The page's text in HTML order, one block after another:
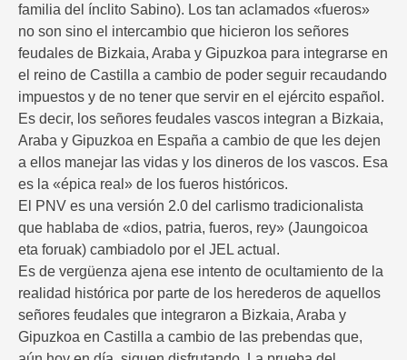
familia del ínclito Sabino). Los tan aclamados «fueros»
no son sino el intercambio que hicieron los señores
feudales de Bizkaia, Araba y Gipuzkoa para integrarse en
el reino de Castilla a cambio de poder seguir recaudando
impuestos y de no tener que servir en el ejército español.
Es decir, los señores feudales vascos integran a Bizkaia,
Araba y Gipuzkoa en España a cambio de que les dejen
a ellos manejar las vidas y los dineros de los vascos. Esa
es la «épica real» de los fueros históricos.
El PNV es una versión 2.0 del carlismo tradicionalista
que hablaba de «dios, patria, fueros, rey» (Jaungoicoa
eta foruak) cambiadolo por el JEL actual.
Es de vergüenza ajena ese intento de ocultamiento de la
realidad histórica por parte de los herederos de aquellos
señores feudales que integraron a Bizkaia, Araba y
Gipuzkoa en Castilla a cambio de las prebendas que,